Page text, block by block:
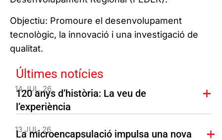
Objectiu: Promoure el desenvolupament
tecnològic, la innovació i una investigació de
qualitat.
Últimes notícies
14 JUL. 26
120 anys d’història: La veu de
l’experiència
13 JUL. 26
La microencapsulació impulsa una nova